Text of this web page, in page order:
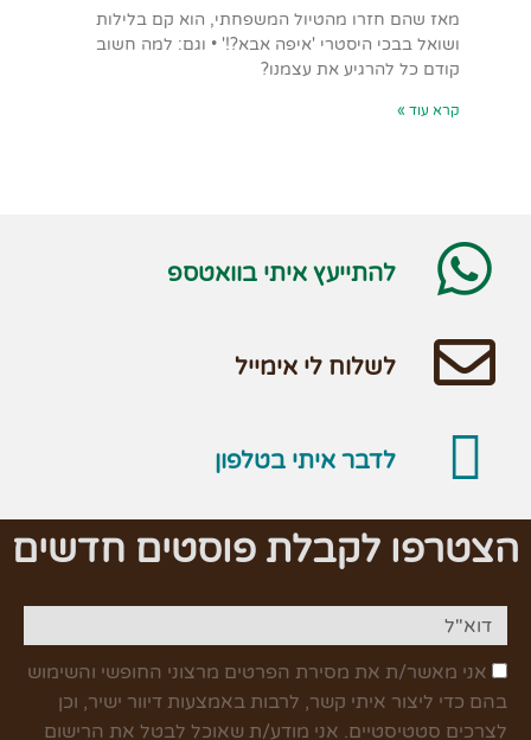
מאז שהם חזרו מהטיול המשפחתי, הוא קם בלילות
ושואל בבכי היסטרי 'איפה אבא?!' • וגם: למה חשוב
קודם כל להרגיע את עצמנו?
קרא עוד »
להתייעץ איתי בוואטספ
לשלוח לי אימייל
לדבר איתי בטלפון
הצטרפו לקבלת פוסטים חדשים
אני מאשר/ת את מסירת הפרטים מרצוני החופשי והשימוש
בהם כדי ליצור איתי קשר, לרבות באמצעות דיוור ישיר, וכן
לצרכים סטטיסטיים. אני מודע/ת שאוכל לבטל את הרישום